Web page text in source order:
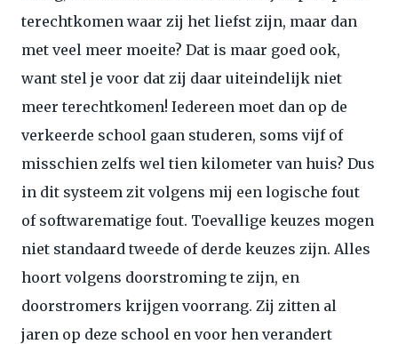
terechtkomen waar zij het liefst zijn, maar dan
met veel meer moeite? Dat is maar goed ook,
want stel je voor dat zij daar uiteindelijk niet
meer terechtkomen! Iedereen moet dan op de
verkeerde school gaan studeren, soms vijf of
misschien zelfs wel tien kilometer van huis? Dus
in dit systeem zit volgens mij een logische fout
of softwarematige fout. Toevallige keuzes mogen
niet standaard tweede of derde keuzes zijn. Alles
hoort volgens doorstroming te zijn, en
doorstromers krijgen voorrang. Zij zitten al
jaren op deze school en voor hen verandert